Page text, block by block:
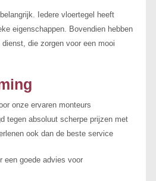
Iedere vloertegel heeft
eigenschappen. Bovendien hebben
die zorgen voor een mooi
onze ervaren monteurs
tegen absoluut scherpe prijzen met
ook dan de beste service
een goede advies voor